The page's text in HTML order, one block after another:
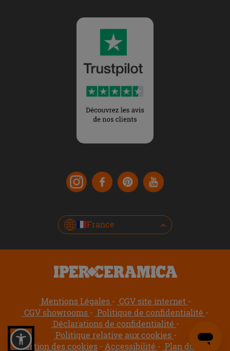
France
Mentions Légales
CGV site internet
CGV showrooms
Politique de confidentialité
Déclarations de confidentialité
Politique relative aux cookies
Gestion des cookies
Accessibilité Plan du site